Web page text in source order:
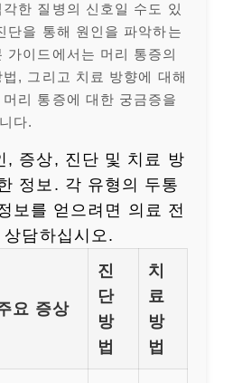
한 질병의 신호일 수도 있
단을 통해 원인을 파악하는
가이드에서는 머리 통증의
, 그리고 치료 방향에 대해
리 통증에 대한 궁금증을
다.
, 증상, 진단 및 치료 방
정보. 각 유형의 두통
보를 얻으려면 의료 전
상담하십시오.
요 증상
진
단
방
법
치
료
방
법